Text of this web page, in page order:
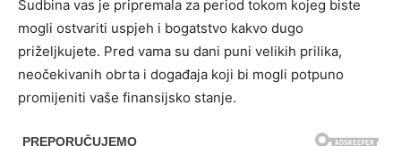
Sudbina vas je pripremala za period tokom kojeg biste
mogli ostvariti uspjeh i bogatstvo kakvo dugo
priželjkujete. Pred vama su dani puni velikih prilika,
neočekivanih obrta i događaja koji bi mogli potpuno
promijeniti vaše finansijsko stanje.